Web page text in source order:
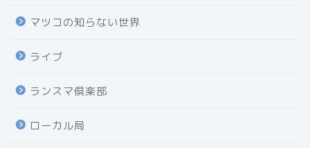
マツコの知らない世界
ライブ
ランスマ倶楽部
ローカル局